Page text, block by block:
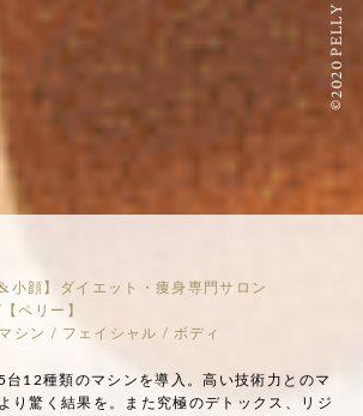
©2020 PELLY
&小顔】ダイエット・痩身専門サロン
ペリー】
シン / フェイシャル / ボディ
台12種類のマシンを導入。高い技術力とのマ
り驚く結果を。また究極のデトックス、リジ